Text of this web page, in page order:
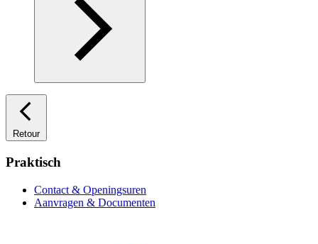
Retour
Praktisch
Contact & Openingsuren
Aanvragen & Documenten